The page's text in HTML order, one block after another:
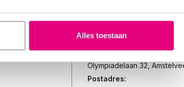
Alles toestaan
Slaapcoach
Olympiadelaan 32,
Postadres: